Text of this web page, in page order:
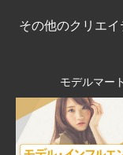
その他のクリエ
モデルマート